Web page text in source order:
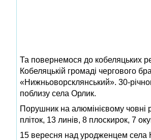
Та повернемося до кобеляцьких
Кобеляцькій громаді чергового
«Нижньоворсклянський». 30-
поблизу села Орлик.
Порушник на алюмінієвому човні
пліток, 13 линів, 8 плоскирок, 7
15 вересня над уродженцем села